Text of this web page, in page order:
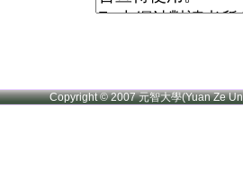
Copyright © 2007 元智大學(Yuan Ze